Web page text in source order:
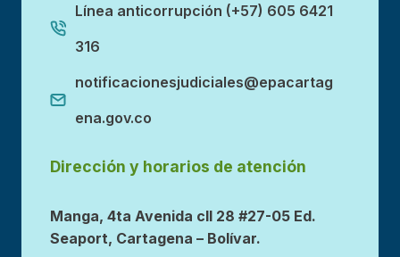
Línea anticorrupción (+57) 605 6421
316
notificacionesjudiciales@epacartag
ena.gov.co
Dirección y horarios de atención
Manga, 4ta Avenida cll 28 #27-05 Ed.
Seaport, Cartagena – Bolívar.